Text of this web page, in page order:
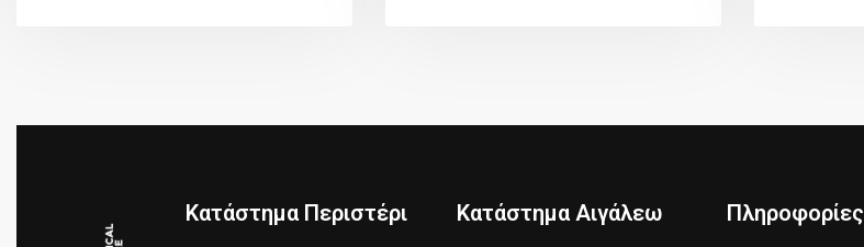
Κατάστημα Περιστέρι Κατάστημα Αιγάλεω Πληροφορίες